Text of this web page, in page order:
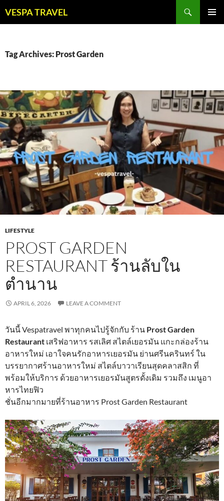
toVESPA TRAVEL
Tag Archives: Prost Garden
LIFESTYLE
PROST GARDEN
RESTAURANT ร้านลับใน
ตำนาน
APRIL 6, 2026 LEAVE A COMMENT
วันนี้ Vespatravel พาทุกคนไปรู้จักกับ ร้าน Prost Garden
Restaurant เสริฟอาหาร รสเลิศ สไตล์เยอรมัน แกะกล่องร้าน
อาหารใหม่ เอาใจคนรักอาหารเยอรมัน ย่านศรีนครินทร์ ใน
บรรยากาศร้านอาหารใหม่ สไตล์บาวาเรียนสุดคลาสสิก ที่
พร้อมให้บริการ ด้วยอาหารเยอรมันสูตรดั้งเดิม รวมถึง เมนูอา
หารไทยฟิว
ชั่นอีกมากมายที่ร้านอาหาร Prost Garden Restaurant